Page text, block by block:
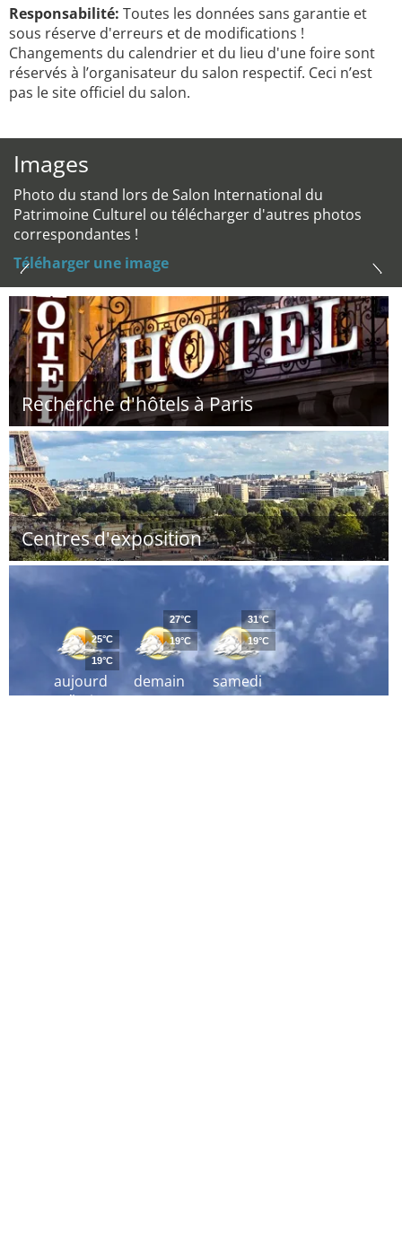
Responsabilité: Toutes les données sans garantie et
sous réserve d'erreurs et de modifications !
Changements du calendrier et du lieu d'une foire sont
réservés à l’organisateur du salon respectif. Ceci n’est
pas le site officiel du salon.
Images
Photo du stand lors de Salon International du
Patrimoine Culturel ou télécharger d'autres photos
correspondantes !
Téléharger une image
Recherche d'hôtels à Paris
Centres d'exposition
aujourd
´hui
25°C
19°C
demain
27°C
19°C
samedi
31°C
19°C